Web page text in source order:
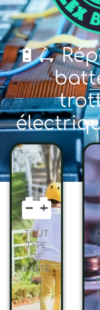
🔋🛴
TOUT
TYPE
DE
BATTE
RIE